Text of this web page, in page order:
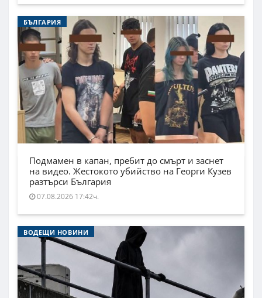
БЪЛГАРИЯ
Подмамен в капан, пребит до смърт и заснет
на видео. Жестокото убийство на Георги Кузев
разтърси България
07.08.2026 17:42ч.
ВОДЕЩИ НОВИНИ